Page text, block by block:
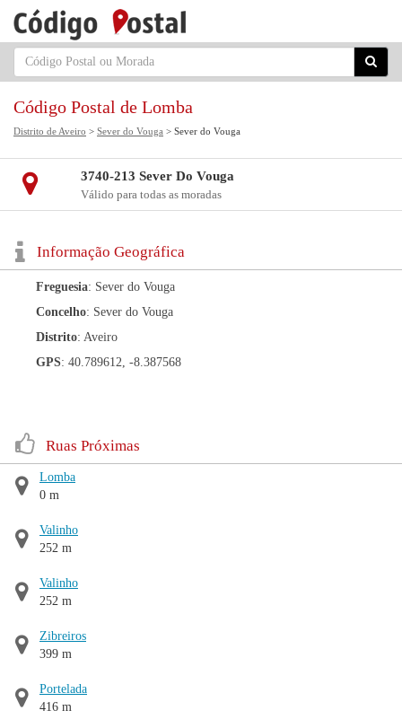
Código Postal de Lomba
Distrito de Aveiro > Sever do Vouga > Sever do Vouga
3740-213 Sever Do Vouga
Válido para todas as moradas
Informação Geográfica
Freguesia: Sever do Vouga
Concelho: Sever do Vouga
Distrito: Aveiro
GPS: 40.789612, -8.387568
Ruas Próximas
Lomba
0 m
Valinho
252 m
Valinho
252 m
Zibreiros
399 m
Portelada
416 m